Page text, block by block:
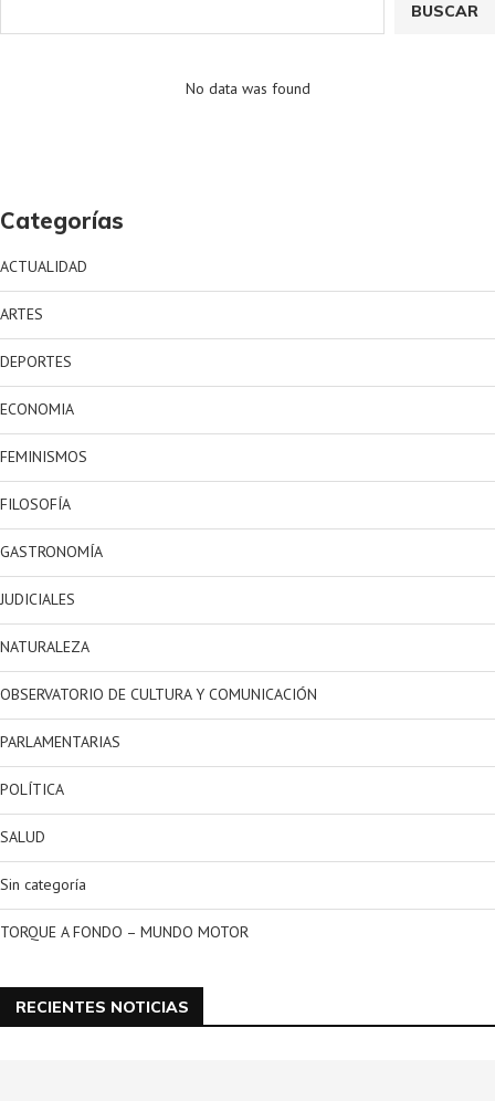
BUSCAR
No data was found
Categorías
ACTUALIDAD
ARTES
DEPORTES
ECONOMIA
FEMINISMOS
FILOSOFÍA
GASTRONOMÍA
JUDICIALES
NATURALEZA
OBSERVATORIO DE CULTURA Y COMUNICACIÓN
PARLAMENTARIAS
POLÍTICA
SALUD
Sin categoría
TORQUE A FONDO – MUNDO MOTOR
RECIENTES NOTICIAS